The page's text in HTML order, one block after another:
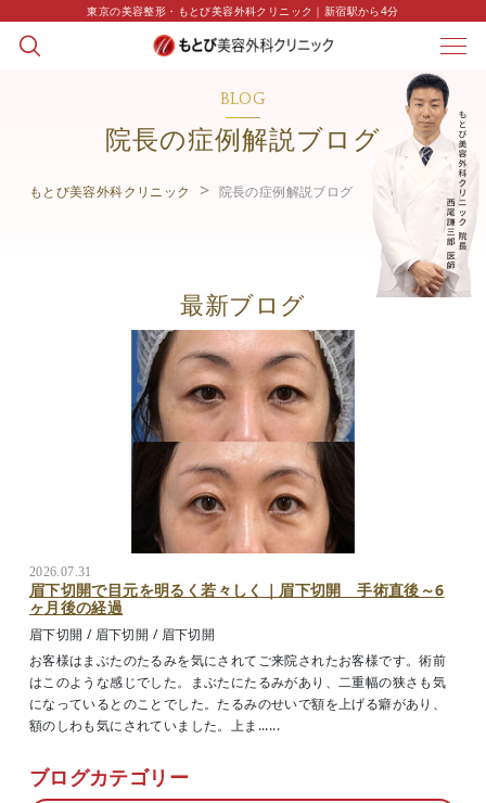
東京の美容整形・もとび美容外科クリニック｜新宿駅から4分
BLOG
院長の症例解説ブログ
もとび美容外科クリニック 院長の症例解説ブログ
最新ブログ
2026.07.31
眉下切開で目元を明るく若々しく｜眉下切開 手術直後～6
ヶ月後の経過
眉下切開 / 眉下切開 / 眉下切開
お客様はまぶたのたるみを気にされてご来院されたお客様です。術前
はこのような感じでした。まぶたにたるみがあり、二重幅の狭さも気
になっているとのことでした。たるみのせいで額を上げる癖があり、
額のしわも気にされていました。上ま......
ブログカテゴリー